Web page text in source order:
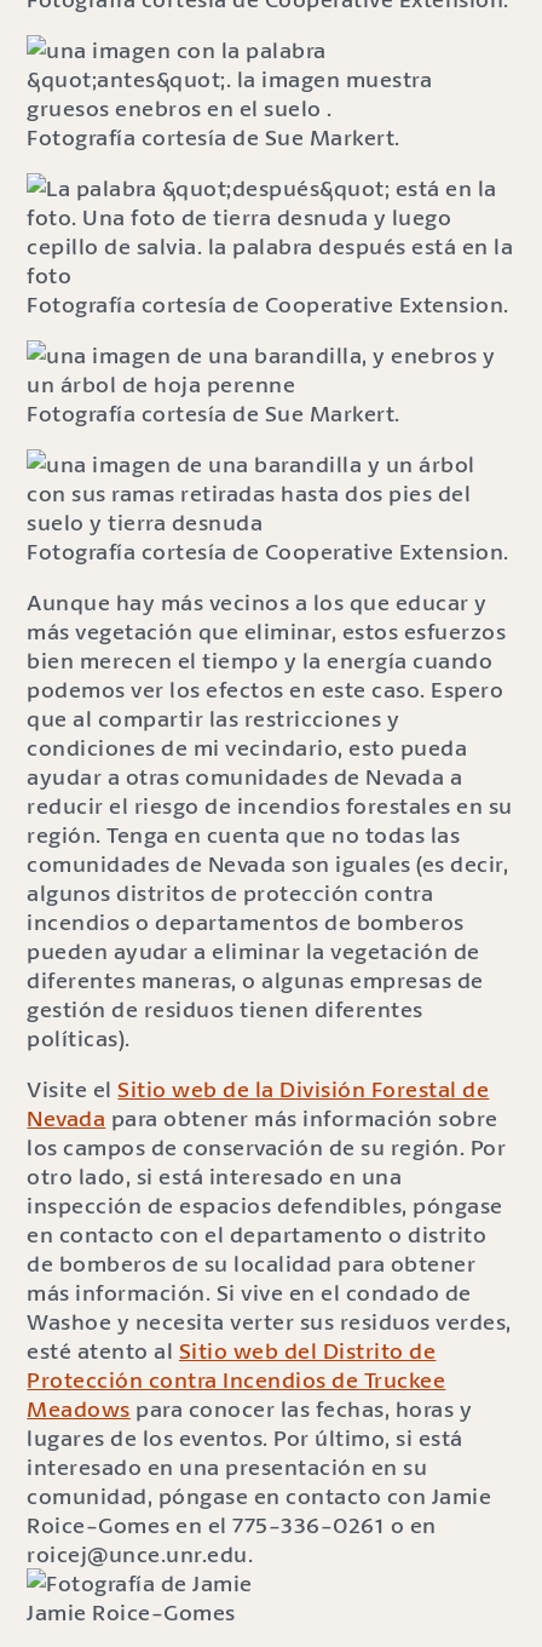
Fotografía cortesía de Sue Markert.
Fotografía cortesía de Cooperative Extension.
Fotografía cortesía de Sue Markert.
Fotografía cortesía de Cooperative Extension.
Aunque hay más vecinos a los que educar y
más vegetación que eliminar, estos esfuerzos
bien merecen el tiempo y la energía cuando
podemos ver los efectos en este caso. Espero
que al compartir las restricciones y
condiciones de mi vecindario, esto pueda
ayudar a otras comunidades de Nevada a
reducir el riesgo de incendios forestales en su
región. Tenga en cuenta que no todas las
comunidades de Nevada son iguales (es decir,
algunos distritos de protección contra
incendios o departamentos de bomberos
pueden ayudar a eliminar la vegetación de
diferentes maneras, o algunas empresas de
gestión de residuos tienen diferentes
políticas).
Visite elSitio web de la División Forestal de
Nevada para obtener más información sobre
los campos de conservación de su región. Por
otro lado, si está interesado en una
inspección de espacios defendibles, póngase
en contacto con el departamento o distrito
de bomberos de su localidad para obtener
más información. Si vive en el condado de
Washoe y necesita verter sus residuos verdes,
esté atento al Sitio web del Distrito de
Protección contra Incendios de Truckee
Meadows para conocer las fechas, horas y
lugares de los eventos. Por último, si está
interesado en una presentación en su
comunidad, póngase en contacto con Jamie
Roice-Gomes en el 775-336-0261 o en
roicej@unce.unr.edu.
Jamie Roice-Gomes